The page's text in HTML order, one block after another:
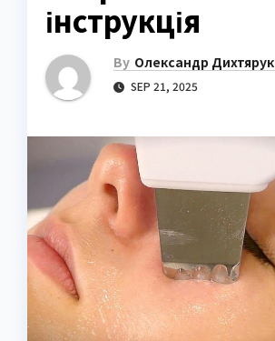
інструкція
By Олександр Дихтярук
SEP 21, 2025